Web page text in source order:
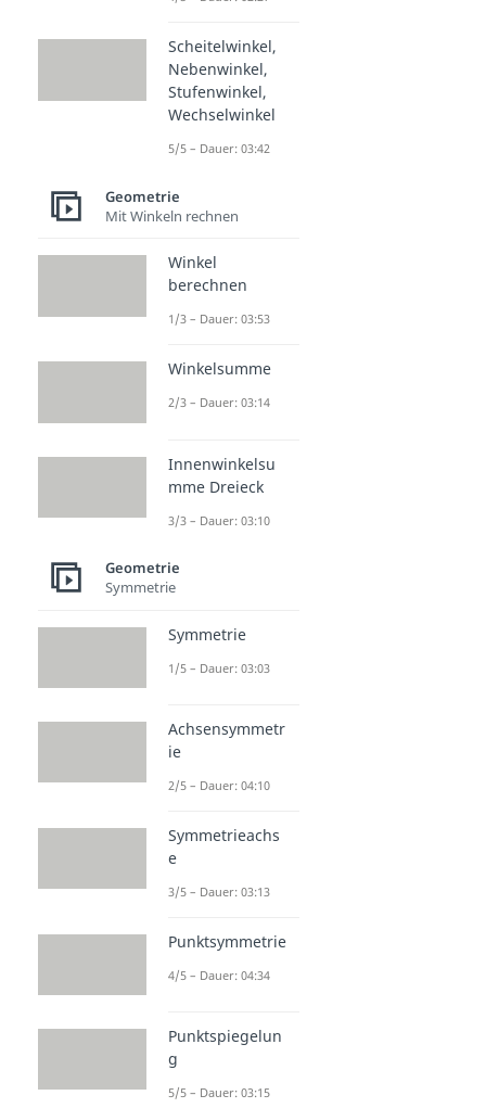
Scheitelwinkel,
Nebenwinkel,
Stufenwinkel,
Wechselwinkel
5/5 – Dauer: 03:42
Geometrie
Mit Winkeln rechnen
Winkel
berechnen
1/3 – Dauer: 03:53
Winkelsumme
2/3 – Dauer: 03:14
Innenwinkelsu
mme Dreieck
3/3 – Dauer: 03:10
Geometrie
Symmetrie
Symmetrie
1/5 – Dauer: 03:03
Achsensymmetr
ie
2/5 – Dauer: 04:10
Symmetrieachs
e
3/5 – Dauer: 03:13
Punktsymmetrie
4/5 – Dauer: 04:34
Punktspiegelun
g
5/5 – Dauer: 03:15